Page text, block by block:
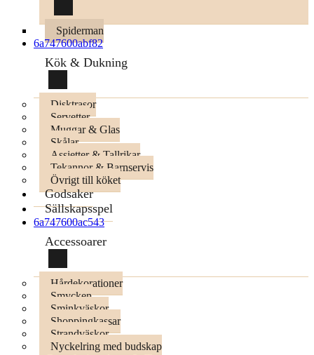
Spiderman
6a747600abf82
Kök & Dukning
Disktrasor
Servetter
Muggar & Glas
Skålar
Assietter & Tallrikar
Tekannor & Barnservis
Övrigt till köket
Godsaker
Sällskapsspel
6a747600ac543
Accessoarer
Hårdekorationer
Smycken
Sminkväskor
Shoppingkassar
Strandväskor
Nyckelring med budskap